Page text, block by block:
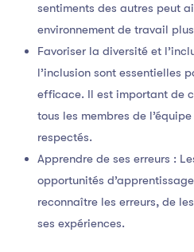
sentiments des autres peut
environnement de travail
Favoriser la diversité et
l’inclusion sont essentielles
efficace. Il est important de
tous les membres de
respectés.
Apprendre de ses erreurs :
opportunités
reconnaître les erreurs, de
ses expériences.